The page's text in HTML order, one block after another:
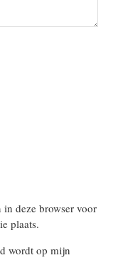
deze browser voor
plaats.
wordt op mijn